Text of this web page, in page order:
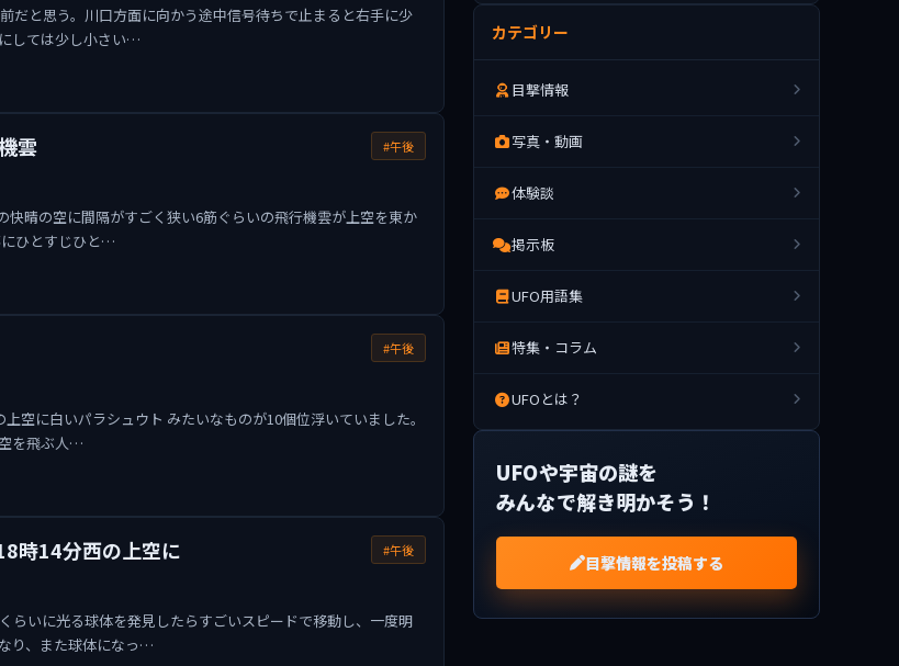
だと思う。川口方面に向かう途中信号待ちで止まると右手に少
しては少し小さい…
雲 #午後
快晴の空に間隔がすごく狭い6筋ぐらいの飛行機雲が上空を東か
ひとすじひと…
#午後
空に白いパラシュウト みたいなものが10個位浮いていました。
を飛ぶ人…
時14分西の上空に #午後
らいに光る球体を発見したらすごいスピードで移動し、一度明
り、また球体になっ…
カテゴリー
目撃情報
写真・動画
体験談
掲示板
UFO用語集
特集・コラム
UFOとは？
UFOや宇宙の謎を
みんなで解き明かそう！
目撃情報を投稿する